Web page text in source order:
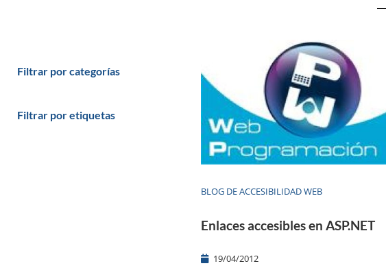
Filtrar por categorías
Filtrar por etiquetas
BLOG DE ACCESIBILIDAD WEB
Enlaces accesibles en ASP.NET
19/04/2012